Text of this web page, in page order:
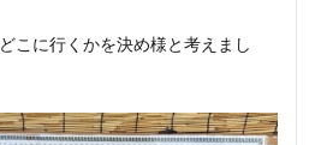
こに行くかを決め様と考えまし